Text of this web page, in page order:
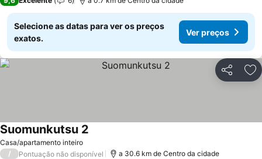
Selecione as datas para ver os preços
exatos.
Ver preços
Partilhar
Casa/apartamento inteiro
Suomunkutsu 2
/ Pontuação não disponível a 30.6 km de Centro da cidade